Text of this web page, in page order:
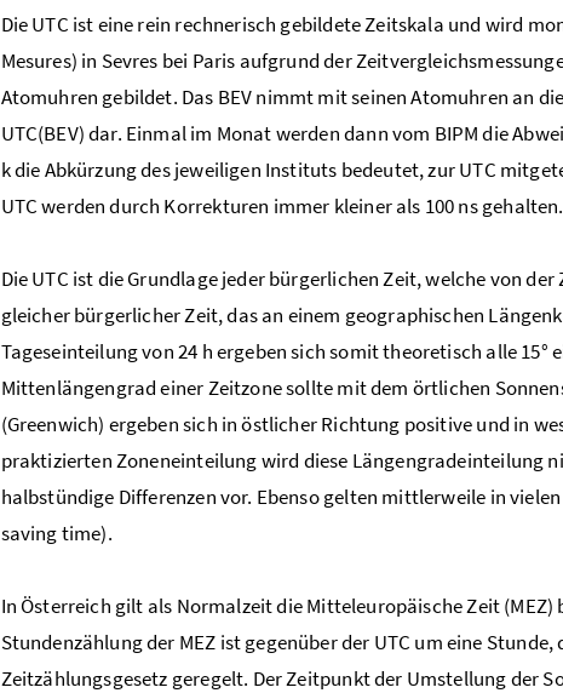
Die UTC ist eine rein rechnerisch gebildete Zeitskala und wird
Mesures) in Sevres bei Paris aufgrund der
Atomuhren gebildet. Das BEV nimmt mit seinen Atomuhren an
UTC(BEV) dar. Einmal im Monat werden dann vom BIPM die
k die Abkürzung des jeweiligen Instituts bedeutet, zur UTC
UTC werden durch Korrekturen immer kleiner als 100 ns gehalten.
Die UTC ist die Grundlage jeder bürgerlichen Zeit, welche von
gleicher bürgerlicher Zeit, das an einem geographischen
Tageseinteilung von 24 h ergeben sich somit theoretisch alle 15°
Mittenlängengrad einer Zeitzone sollte mit dem örtlichen
(Greenwich) ergeben sich in östlicher Richtung positive und in
praktizierten Zoneneinteilung wird diese Längengradeinteilung
halbstündige Differenzen vor. Ebenso gelten mittlerweile in
saving time).
In Österreich gilt als Normalzeit die Mitteleuropäische Zeit
Stundenzählung der MEZ ist gegenüber der UTC um eine
Zeitzählungsgesetz geregelt. Der Zeitpunkt der Umstellung der